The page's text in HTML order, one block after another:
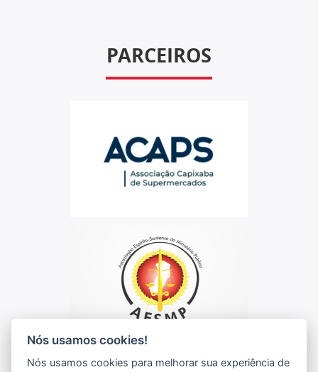
PARCEIROS
Nós usamos cookies!
Nós usamos cookies para melhorar sua experiência de